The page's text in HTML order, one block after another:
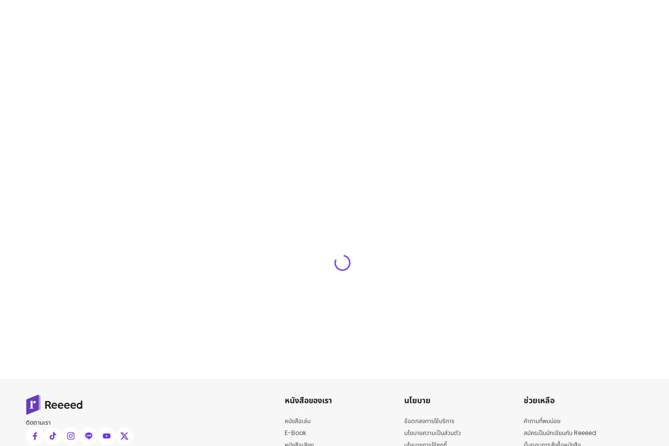
ติดตามเรา
หนังสือของเรา
หนังสือเล่ม
E-Book
นโยบาย
ข้อตกลงการใช้บริการ
นโยบายความเป็นส่วนตัว
ช่วยเหลือ
คำถามที่พบบ่อย
สมัครเป็นนักเขียนกับ Reeeed